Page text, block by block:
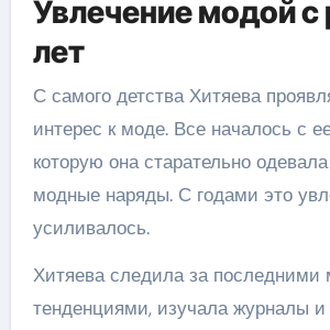
Увлечение модой с
лет
С самого детства Хитяева
интерес к моде. Все началось с
которую она старательно
модные наряды. С годами это
усиливалось.
Хитяева следила за
тенденциями, изучала журналы и